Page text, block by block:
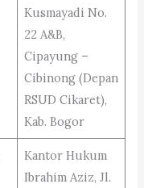
Kusmayadi No.
22 A&B,
Cipayung –
Cibinong (Depan
RSUD Cikaret),
Kab. Bogor
Kantor Hukum
Ibrahim Aziz, Jl.